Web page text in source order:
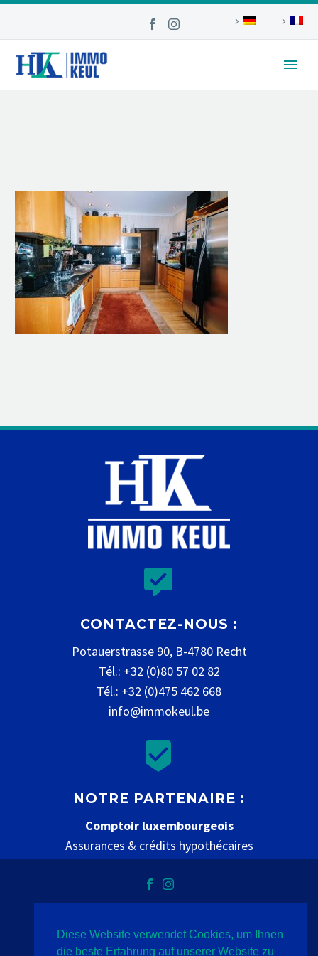


CONTACTEZ-NOUS :
Potauerstrasse 90, B-4780 Recht
Tél.: +32 (0)80 57 02 82
Tél.: +32 (0)475 462 668
info@immokeul.be


NOTRE PARTENAIRE :
Comptoir luxembourgeois
Assurances & crédits hypothécaires
Datenschutz Impressum Kontakt
Diese Website verwendet Cookies, um Ihnen
die beste Erfahrung auf unserer Website zu